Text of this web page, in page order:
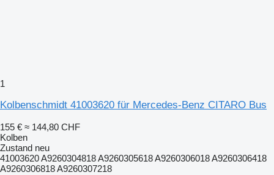
1
Kolbenschmidt 41003620 für Mercedes-Benz CITARO Bus
155 € ≈ 144,80 CHF
Kolben
Zustand neu
41003620 A9260304818 A9260305618 A9260306018 A9260306418
A9260306818 A9260307218